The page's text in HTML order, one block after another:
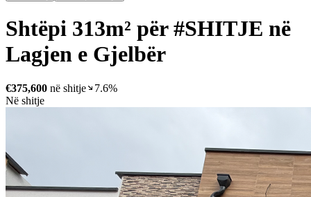
Shtëpi 313m² për #SHITJE në
Lagjen e Gjelbër
€375,600 në shitje
7.6%
Në shitje